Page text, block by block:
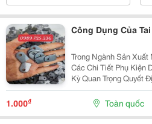
Công Dụng Của
Trong Ngành Sản
Các Chi Tiết Phụ Kiện
Kỳ Quan Trọng Quyết
Bàn Sắt (Hay Còn Gọi
Sắt, Tai Khóa, Tai
1.000₫ Toàn quốc